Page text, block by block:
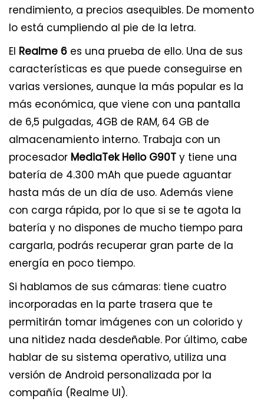
rendimiento, a precios asequibles. De momento
lo está cumpliendo al pie de la letra.
El Realme 6 es una prueba de ello. Una de sus
características es que puede conseguirse en
varias versiones, aunque la más popular es la
más económica, que viene con una pantalla
de 6,5 pulgadas, 4GB de RAM, 64 GB de
almacenamiento interno. Trabaja con un
procesador MediaTek Helio G90T y tiene una
batería de 4.300 mAh que puede aguantar
hasta más de un día de uso. Además viene
con carga rápida, por lo que si se te agota la
batería y no dispones de mucho tiempo para
cargarla, podrás recuperar gran parte de la
energía en poco tiempo.
Si hablamos de sus cámaras: tiene cuatro
incorporadas en la parte trasera que te
permitirán tomar imágenes con un colorido y
una nitidez nada desdeñable. Por último, cabe
hablar de su sistema operativo, utiliza una
versión de Android personalizada por la
compañía (Realme UI).